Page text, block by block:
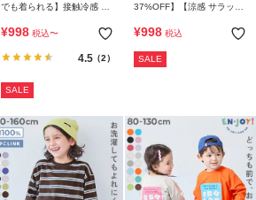
でも着られる】接触冷感 UV
¥998 税込〜
4.5（2）
SALE
37%OFF】【涼感 サラッと
ナンバリングプリント 半袖
¥998 税込
SALE